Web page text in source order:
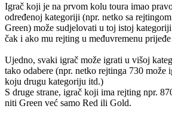
Igrač koji je na prvom kolu toura imao
određenoj kategoriji (npr. netko sa
Green) može sudjelovati u toj istoj
čak i ako mu rejting u međuvremenu
Ujedno, svaki igrač može igrati u višoj
tako odabere (npr. netko rejtinga 730 može
koju drugu kategoriju itd.)
S druge strane, igrač koji ima rejting npr.
niti Green već samo Red ili Gold.